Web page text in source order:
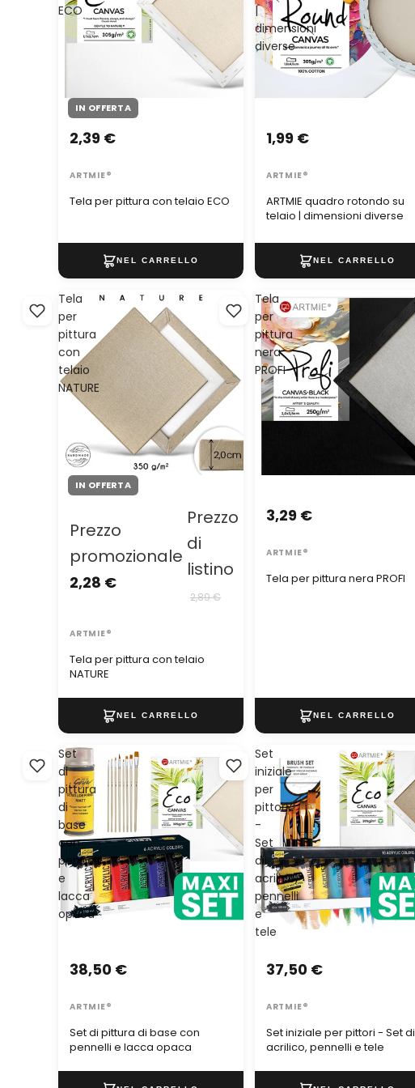
ECO
IN OFFERTA
Tela per pittura con telaio ECO
2,39 €
ARTMIE®
|
dimensioni
diverse
ARTMIE quadro rotondo su
telaio | dimensioni diverse
1,99 €
ARTMIE®
Tela
per
pittura
con
telaio
NATURE
IN OFFERTA
Tela per pittura con telaio
NATURE
Prezzo
promozionale
2,28 €
Prezzo
di
listino
2,89 €
ARTMIE®
Tela
per
pittura
nera
PROFI
Tela per pittura nera PROFI
3,29 €
ARTMIE®
Set
di
pittura
di
base
con
pennelli
e
lacca
opaca
Set di pittura di base con
pennelli e lacca opaca
38,50 €
ARTMIE®
Set
iniziale
per
pittori
-
Set
di
acrilico,
pennelli
e
tele
Set iniziale per pittori - Set di
acrilico, pennelli e tele
37,50 €
ARTMIE®